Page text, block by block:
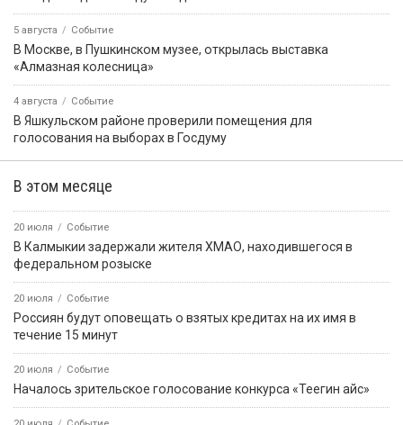
5 августа Событие
В Москве, в Пушкинском музее, открылась выставка
«Алмазная колесница»
4 августа Событие
В Яшкульском районе проверили помещения для
голосования на выборах в Госдуму
В этом месяце
20 июля Событие
В Калмыкии задержали жителя ХМАО, находившегося в
федеральном розыске
20 июля Событие
Россиян будут оповещать о взятых кредитах на их имя в
течение 15 минут
20 июля Событие
Началось зрительское голосование конкурса «Теегин айс»